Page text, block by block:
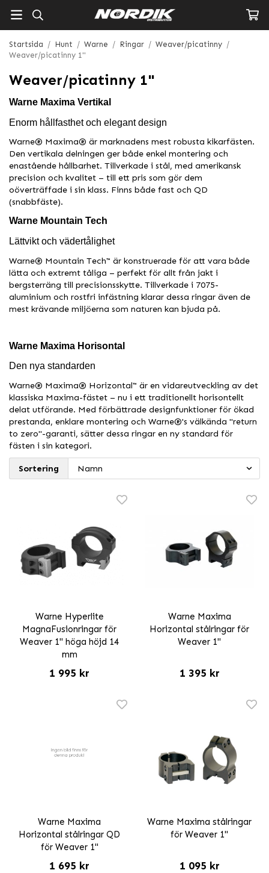
Startsida / Hunt / Warne / Ringar / Weaver/picatinny /
Weaver/picatinny 1"
Weaver/picatinny 1"
Warne Maxima Vertikal
Enorm hållfasthet och elegant design
Warne® Maxima® är marknadens mest robusta kikarfästen.
Den vertikala delningen ger både enkel montering och
enastående hållbarhet. Tillverkade i stål, med amerikansk
precision och kvalitet – till ett pris som gör dem
oöverträffade i sin klass. Finns både fast och QD
(snabbfäste).
Warne Mountain Tech
Lättvikt och vädertålighet
Warne® Mountain Tech™ är konstruerade för att vara både
lätta och extremt tåliga – perfekt för allt från jakt i
bergsterräng till precisionsskytte. Tillverkade i 7075-
aluminium och rostfri infästning klarar dessa ringar även de
mest krävande miljöerna som naturen kan bjuda på.
Warne Maxima Horisontal
Den nya standarden
Warne® Maxima® Horizontal™ är en vidareutveckling av det
klassiska Maxima-fästet – nu i ett traditionellt horisontellt
delat utförande. Med förbättrade designfunktioner för ökad
prestanda, enklare montering och Warne®'s välkända "return
to zero"-garanti, sätter dessa ringar en ny standard för
fästen i sin kategori.
Sortering
Warne Hyperlite
MagnaFusionringar för
Weaver 1" höga höjd 14
mm
1 995 kr
Warne Maxima
Horizontal stålringar för
Weaver 1"
1 395 kr
Warne Maxima
Horizontal stålringar QD
för Weaver 1"
1 695 kr
Warne Maxima stålringar
för Weaver 1"
1 095 kr